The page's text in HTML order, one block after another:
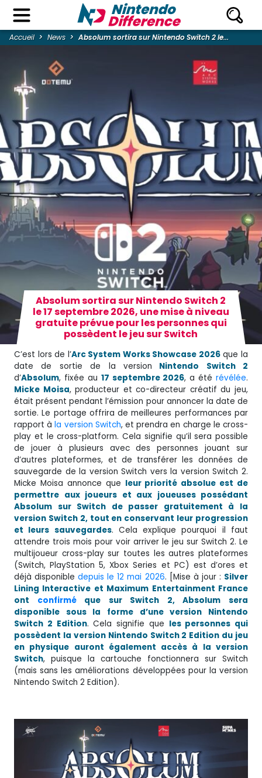
Accueil News Absolum sortira sur Nintendo Switch 2 le...
Absolum sortira sur Nintendo Switch 2
le 17 septembre 2026, une mise à niveau
gratuite prévue pour les personnes qui
possèdent le jeu sur Switch
C’est lors de l’Arc System Works Showcase 2026que la
date de sortie de la version Nintendo Switch 2
d’Absolum, fixée au 17 septembre 2026, a été révélée.
Micke Moisa, producteur et co-directeur créatif du jeu,
était présent pendant l’émission pour annoncer la date de
sortie. Le portage offrira de meilleures performances par
rapport àla version Switch, et prendra en charge le cross-
play et le cross-platform. Cela signifie qu’il sera possible
de jouer à plusieurs avec des personnes jouant sur
d’autres plateformes, et de transférer les données de
sauvegarde de la version Switch vers la version Switch 2.
Micke Moisa annonce que leur priorité absolue est de
permettre aux joueurs et aux joueuses possédant
Absolum sur Switch de passer gratuitement à la
version Switch 2, tout en conservant leur progression
et leurs sauvegardes. Cela explique pourquoi il faut
attendre trois mois pour voir arriver le jeu sur Switch 2. Le
multijoueur cross-play sur toutes les autres plateformes
(Switch, PlayStation 5, Xbox Series et PC) est d’ores et
déjà disponibledepuis le 12 mai 2026. [Mise à jour : Silver
Lining Interactive et Maximum Entertainment France
ont confirméque sur Switch 2, Absolum sera
disponible sous la forme d’une version Nintendo
Switch 2 Edition. Cela signifie que les personnes qui
possèdent la version Nintendo Switch 2 Edition du jeu
en physique auront également accès à la version
Switch, puisque la cartouche fonctionnera sur Switch
(mais sans les améliorations développées pour la version
Nintendo Switch 2 Edition).